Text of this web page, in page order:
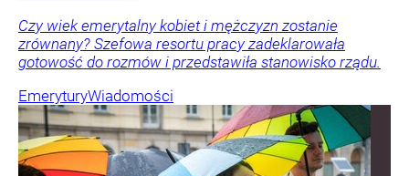
Czy wiek emerytalny kobiet i mężczyzn zostanie
zrównany? Szefowa resortu pracy zadeklarowała
gotowość do rozmów i przedstawiła stanowisko rządu.
EmeryturyWiadomości